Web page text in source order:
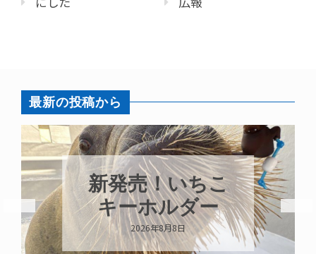
最新の投稿から
新発売！いちこ
キーホルダー
2026年8月8日